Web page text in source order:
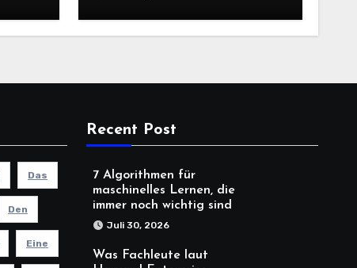
Kreditgeber jetzt
Das
Den
Eine
Recent Post
7 Algorithmen für
maschinelles Lernen, die
immer noch wichtig sind
Juli 30, 2026
Was Fachleute laut